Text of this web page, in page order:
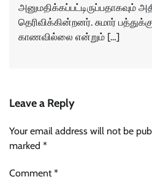
அனுமதிக்கப்பட்டிருப்பதாகவும்
தெரிவிக்கின்றனர். சுமார்
காணவில்லை என்றும் […]
Leave a Reply
Your email address will not be
marked *
Comment*